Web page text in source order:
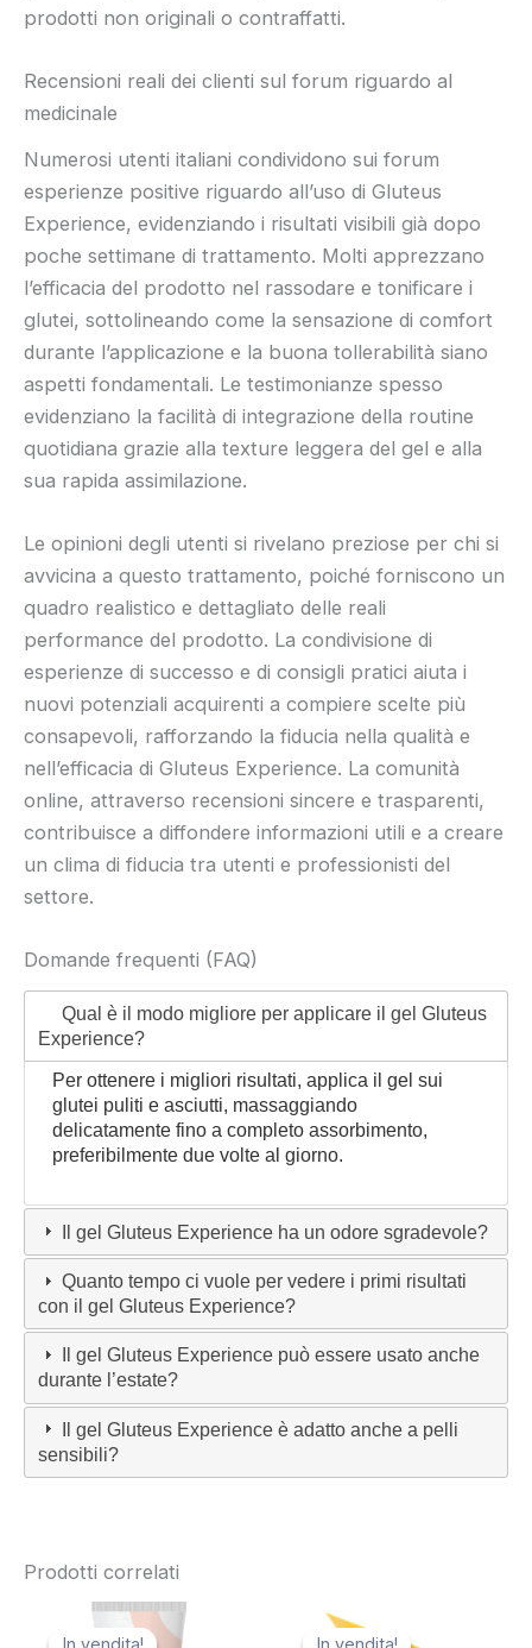
prodotti non originali o contraffatti.
Recensioni reali dei clienti sul forum riguardo al
medicinale
Numerosi utenti italiani condividono sui forum
esperienze positive riguardo all’uso di Gluteus
Experience, evidenziando i risultati visibili già dopo
poche settimane di trattamento. Molti apprezzano
l’efficacia del prodotto nel rassodare e tonificare i
glutei, sottolineando come la sensazione di comfort
durante l’applicazione e la buona tollerabilità siano
aspetti fondamentali. Le testimonianze spesso
evidenziano la facilità di integrazione della routine
quotidiana grazie alla texture leggera del gel e alla
sua rapida assimilazione.
Le opinioni degli utenti si rivelano preziose per chi si
avvicina a questo trattamento, poiché forniscono un
quadro realistico e dettagliato delle reali
performance del prodotto. La condivisione di
esperienze di successo e di consigli pratici aiuta i
nuovi potenziali acquirenti a compiere scelte più
consapevoli, rafforzando la fiducia nella qualità e
nell’efficacia di Gluteus Experience. La comunità
online, attraverso recensioni sincere e trasparenti,
contribuisce a diffondere informazioni utili e a creare
un clima di fiducia tra utenti e professionisti del
settore.
Domande frequenti (FAQ)
Qual è il modo migliore per applicare il gel Gluteus
Experience?
Per ottenere i migliori risultati, applica il gel sui
glutei puliti e asciutti, massaggiando
delicatamente fino a completo assorbimento,
preferibilmente due volte al giorno.
Il gel Gluteus Experience ha un odore sgradevole?
Quanto tempo ci vuole per vedere i primi risultati
con il gel Gluteus Experience?
Il gel Gluteus Experience può essere usato anche
durante l’estate?
Il gel Gluteus Experience è adatto anche a pelli
sensibili?
Prodotti correlati